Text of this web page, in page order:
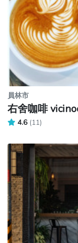
員林市
右舍咖啡
4.6 (11)